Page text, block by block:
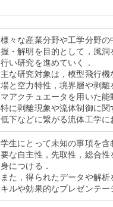
様々な産業分野や工学分野
握・解明を目的として，風
行い研究を進めていく．
主な研究対象は，模型飛行
場と空力特性，境界層や剥
マアクチュエータを用いた能
特に剥離現象や流体制御に
学生にとって未知の事項を
要な自主性，先取性，総合
身につける．
また，得られたデータや解